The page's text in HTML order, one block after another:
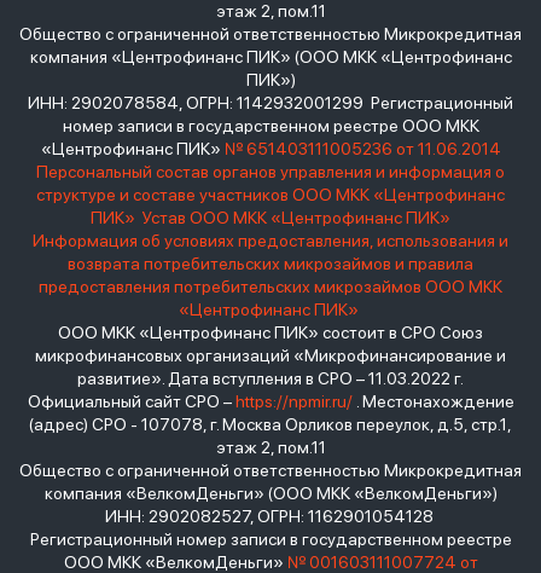
этаж 2, пом.11
Общество с ограниченной ответственностью Микрокредитная
компания «Центрофинанс ПИК» (ООО МКК «Центрофинанс
ПИК»)
ИНН: 2902078584, ОГРН: 1142932001299 Регистрационный
номер записи в государственном реестре ООО МКК
«Центрофинанс ПИК» № 651403111005236 от 11.06.2014
Персональный состав органов управления и информация о
структуре и составе участников ООО МКК «Центрофинанс
ПИК» Устав ООО МКК «Центрофинанс ПИК»
Информация об условиях предоставления, использования и
возврата потребительских микрозаймов и правила
предоставления потребительских микрозаймов ООО МКК
«Центрофинанс ПИК»
ООО МКК «Центрофинанс ПИК» состоит в СРО Союз
микрофинансовых организаций «Микрофинансирование и
развитие». Дата вступления в СРО – 11.03.2022 г.
Официальный сайт СРО –https://npmir.ru/. Местонахождение
(адрес) СРО - 107078, г. Москва Орликов переулок, д.5, стр.1,
этаж 2, пом.11
Общество с ограниченной ответственностью Микрокредитная
компания «ВелкомДеньги» (ООО МКК «ВелкомДеньги»)
ИНН: 2902082527, ОГРН: 1162901054128
Регистрационный номер записи в государственном реестре
ООО МКК «ВелкомДеньги» № 001603111007724 от